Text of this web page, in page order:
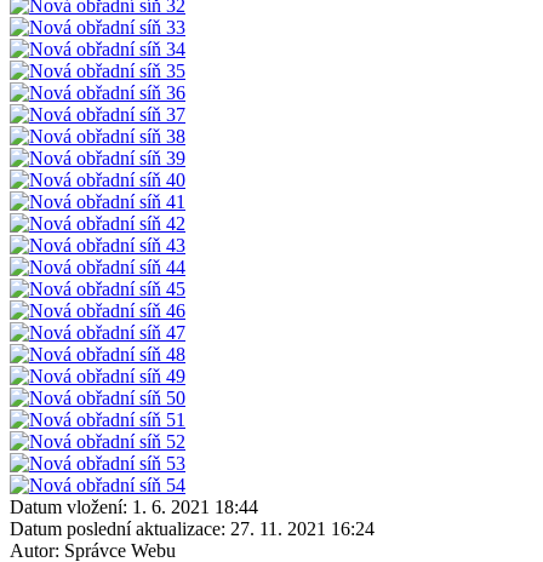
Datum vložení: 1. 6. 2021 18:44
Datum poslední aktualizace: 27. 11. 2021 16:24
Autor: Správce Webu